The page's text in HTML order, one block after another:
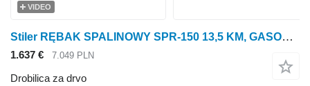
VIDEO
Stiler RĘBAK SPALINOWY SPR-150 13,5 KM, GASOLINE WOOD CHIPPER
1.637 € 7.049 PLN
Drobilica za drvo